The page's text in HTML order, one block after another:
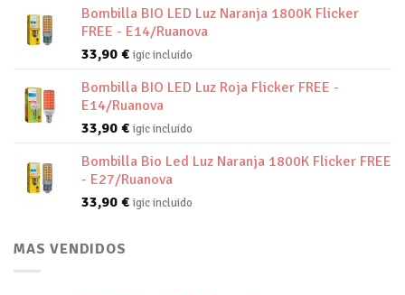
Bombilla BIO LED Luz Naranja 1800K Flicker
FREE - E14/Ruanova
33,90 € igic incluido
Bombilla BIO LED Luz Roja Flicker FREE -
E14/Ruanova
33,90 € igic incluido
Bombilla Bio Led Luz Naranja 1800K Flicker FREE
- E27/Ruanova
33,90 € igic incluido
MAS VENDIDOS